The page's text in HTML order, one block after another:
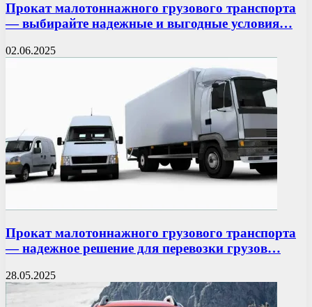
Прокат малотоннажного грузового транспорта
— выбирайте надежные и выгодные условия…
02.06.2025
Прокат малотоннажного грузового транспорта
— надежное решение для перевозки грузов…
28.05.2025